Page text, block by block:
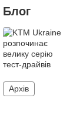
Блог
Архів